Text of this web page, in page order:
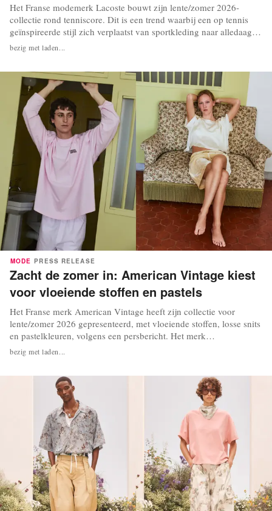
Het Franse modemerk Lacoste bouwt zijn lente/zomer 2026-
collectie rond tenniscore. Dit is een trend waarbij een op tennis
geïnspireerde stijl zich verplaatst van sportkleding naar alledaagse
mode. De collectie is geïnspireerd op de codes van vintage
tennisclubs en klassieke sportkleding, met een verwijzing naar de
bezig met laden...
MODE PRESS RELEASE
Zacht de zomer in: American Vintage kiest
voor vloeiende stoffen en pastels
Het Franse merk American Vintage heeft zijn collectie voor
lente/zomer 2026 gepresenteerd, met vloeiende stoffen, losse snits
en pastelkleuren, volgens een persbericht. Het merk
herinterpreteert daarin zomerse essentials in een vrouwelijke,
soepele stijl. Volgens het stylingteam van American Vintage liet
bezig met laden...